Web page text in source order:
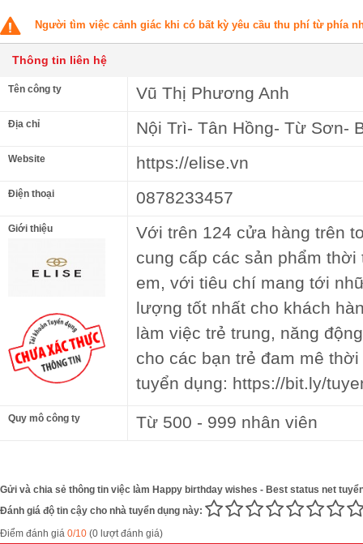
Người tìm việc cảnh giác khi có bất kỳ yêu cầu thu phí từ phía
Thông tin liên hệ
Tên công ty Vũ Thị Phương Anh
Địa chỉ Nội Trì- Tân Hồng- Từ Sơn-
Website https://elise.vn
Điện thoại 0878233457
Giới thiệu
Với trên 124 cửa hàng trên
cung cấp các sản phẩm
em, với tiêu chí mang tới
lượng tốt nhất cho khách
làm việc trẻ trung, năng
cho các bạn trẻ đam mê
tuyển dụng: https://bit.ly/
Quy mô công ty Từ 500 - 999 nhân viên
Gửi và chia sẻ thông tin việc làm Happy birthday wishes - Best status net
Đánh giá độ tin cậy cho nhà tuyển dụng này:
Điểm đánh giá 0/10 (0 lượt đánh giá)